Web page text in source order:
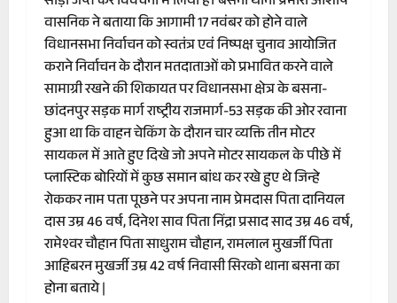
वासनिक ने बताया कि आगामी 17 नवंबर को होने वाले
विधानसभा निर्वाचन को स्वतंत्र एवं निष्पक्ष चुनाव आयोजित
कराने निर्वाचन के दौरान मतदाताओं को प्रभावित करने वाले
सामाग्री रखने की शिकायत पर विधानसभा क्षेत्र के बसना-
छांदनपुर सड़क मार्ग राष्ट्रीय राजमार्ग-53 सड़क की ओर रवाना
हुआ था कि वाहन चेकिंग के दौरान चार व्यक्ति तीन मोटर
सायकल में आते हुए दिखे जो अपने मोटर सायकल के पीछे में
प्लास्टिक बोरियों में कुछ समान बांध कर रखे हुए थे जिन्हे
रोककर नाम पता पूछने पर अपना नाम प्रेमदास पिता दानियल
दास उम्र 46 वर्ष, दिनेश साव पिता निंद्रा प्रसाद साद उम्र 46 वर्ष,
रामेश्वर चौहान पिता साधुराम चौहान, रामलाल मुखर्जी पिता
आहिबरन मुखर्जी उम्र 42 वर्ष निवासी सिरको थाना बसना का
होना बताये |